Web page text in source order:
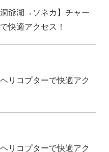
爺湖→ソネカ】チャー
快適アクセス！
リコプターで快適アク
リコプターで快適アク